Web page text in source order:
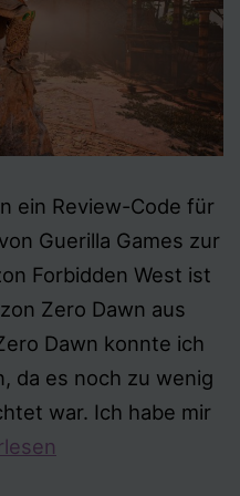
ein Review-Code für
Guerilla Games zur
Forbidden West ist
Zero Dawn aus
Dawn konnte ich
da es noch zu wenig
war. Ich habe mir